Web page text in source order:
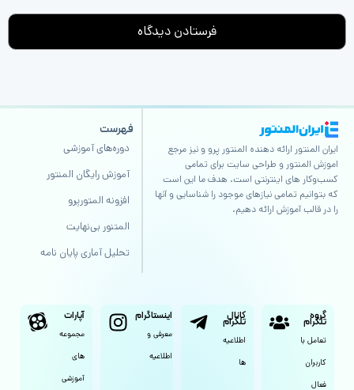
ایران المنتور ارائه دهنده المنتور پرو و نیز مرجع
اموزش المنتور و طراحی سایت برای تمامی
کسب‌وکار های اینترنتی است. هدف ما این است
که بتوانیم تمامی نیازهای موجود را شناسایی و آنها
را در قالب آموزش ارائه دهیم.
فهرست
دوره‌های آموزشی
آموزش رایگان المنتور
افزونه المتورپرو
المتنور بی‌نهایت
تحلیل آماری پایان نامه
گروه
تلگرام
تعامل با
کاربران
فعال
کانال
تلگرام
اطلاعیه
ها
اینستاگرام
معرفی و
اطلاعیه
آپارات
مجموعه
های
آموزشی